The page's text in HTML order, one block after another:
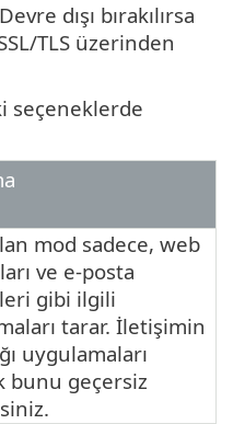
dışı bırakılırsa
TLS üzerinden
seçeneklerde
mod sadece, web
ve e-posta
gibi ilgili
tarar. İletişimin
uygulamaları
bunu geçersiz